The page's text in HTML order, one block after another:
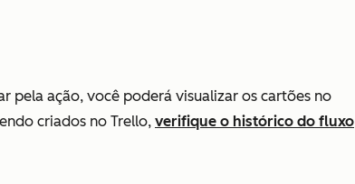
pela ação, você poderá visualizar os cartões no
criados no Trello, verifique o histórico do fluxo